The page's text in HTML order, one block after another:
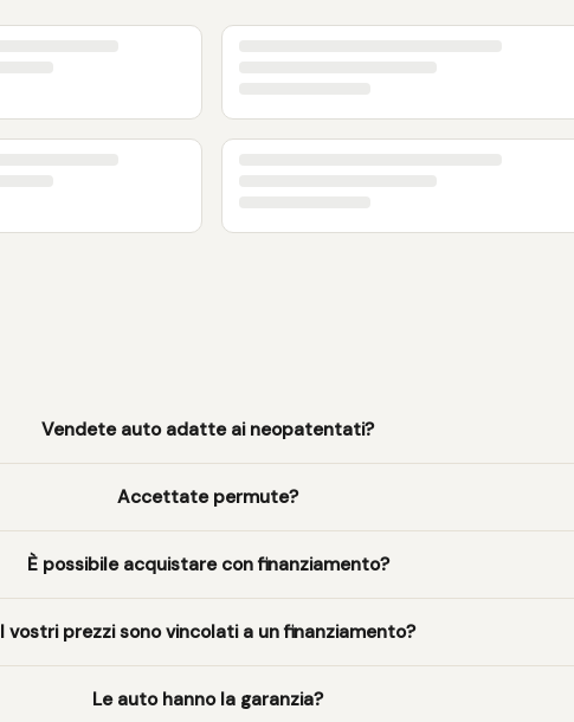
Vendete auto adatte ai neopatentati?
Accettate permute?
È possibile acquistare con finanziamento?
I vostri prezzi sono vincolati a un finanziamento?
Le auto hanno la garanzia?